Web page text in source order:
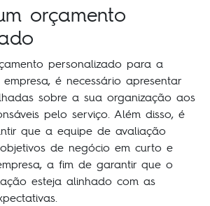
orçamento
personalizado para a
é necessário apresentar
sobre a sua organização aos
pelo serviço. Além disso, é
que a equipe de avaliação
de negócio em curto e
a fim de garantir que o
esteja alinhado com as